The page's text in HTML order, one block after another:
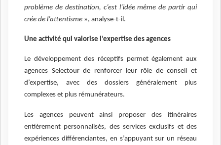
problème de destination, c’est l’idée même de partir qui
crée de l’attentisme », analyse-t-il.
Une activité qui valorise l’expertise des agences
Le développement des réceptifs permet également aux
agences Selectour de renforcer leur rôle de conseil et
d’expertise, avec des dossiers généralement plus
complexes et plus rémunérateurs.
Les agences peuvent ainsi proposer des itinéraires
entièrement personnalisés, des services exclusifs et des
expériences différenciantes, en s’appuyant sur un réseau